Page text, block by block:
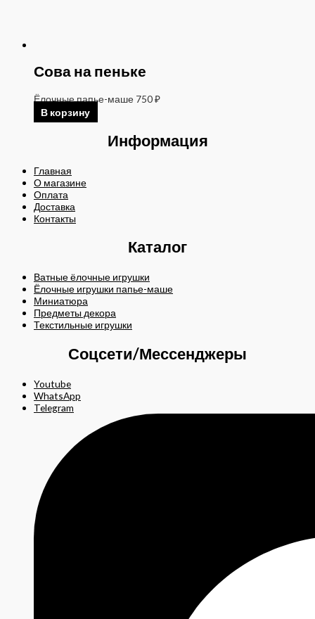
Сова на пеньке
Ёлочные папье-маше 750₽
В корзину
Информация
Главная
О магазине
Оплата
Доставка
Контакты
Каталог
Ватные ёлочные игрушки
Ёлочные игрушки папье-маше
Миниатюра
Предметы декора
Текстильные игрушки
Соцсети/Мессенджеры
Youtube
WhatsApp
Telegram